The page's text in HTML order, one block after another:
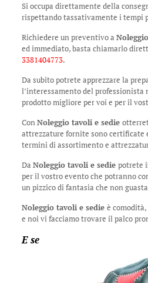
Si occupa direttamente della
rispettando tassativamente i tempi
Richiedere un preventivo a
ed immediato, basta chiamarlo
3381404773.
Da subito potrete apprezzare la
l’interessamento del
prodotto migliore per voi e per il
ConNoleggio tavoli e sedie
attrezzature fornite sono
termini di assortimento e
Da Noleggio tavoli e sedie potrete
per il vostro evento che potranno
un pizzico di fantasia che non
Noleggio tavoli e sedie è
e noi vi facciamo trovare il palco
E se